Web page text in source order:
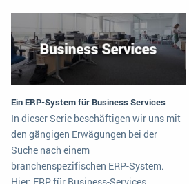
Ein ERP-System für Business Services
In dieser Serie beschäftigen wir uns mit
den gängigen Erwägungen bei der
Suche nach einem
branchenspezifischen ERP-System.